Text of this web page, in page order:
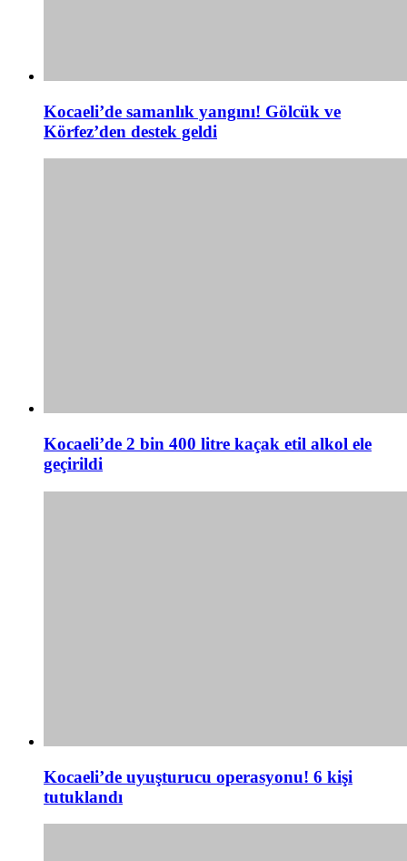
Kocaeli’de samanlık yangını! Gölcük ve
Körfez’den destek geldi
Kocaeli’de 2 bin 400 litre kaçak etil alkol ele
geçirildi
Kocaeli’de uyuşturucu operasyonu! 6 kişi
tutuklandı